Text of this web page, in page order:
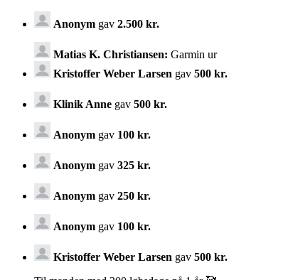
Anonym gav 2.500 kr.
Matias K. Christiansen: Garmin ur
Kristoffer Weber Larsen gav 500 kr.
Klinik Anne gav 500 kr.
Anonym gav 100 kr.
Anonym gav 325 kr.
Anonym gav 250 kr.
Anonym gav 100 kr.
Kristoffer Weber Larsen gav 500 kr.